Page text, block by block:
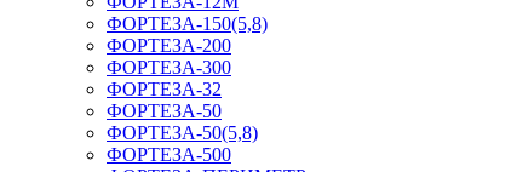
ФОРТЕЗА-150(5,8)
ФОРТЕЗА-200
ФОРТЕЗА-300
ФОРТЕЗА-32
ФОРТЕЗА-50
ФОРТЕЗА-50(5,8)
ФОРТЕЗА-500